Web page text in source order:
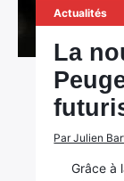
Actualités
La
Par Julien
Grâce à